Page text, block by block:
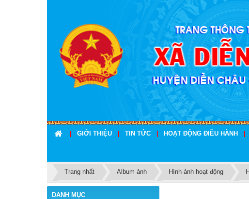
| GIỚI THIỆU | TIN TỨC | HOẠT ĐỘNG ĐIỀU HÀNH |
Trang nhất Album ảnh Hình ảnh hoạt động
DANH MỤC